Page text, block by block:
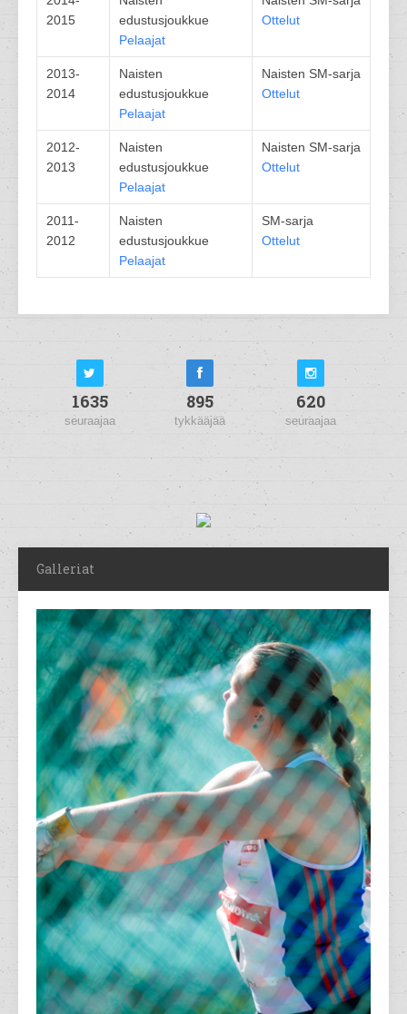
2015
edustusjoukkue
Pelaajat
Ottelut
2013-
2014
Naisten
edustusjoukkue
Pelaajat
Naisten SM-sarja
Ottelut
2012-
2013
Naisten
edustusjoukkue
Pelaajat
Naisten SM-sarja
Ottelut
2011-
2012
Naisten
edustusjoukkue
Pelaajat
SM-sarja
Ottelut
1635
seuraajaa
895
tykkääjää
620
seuraajaa
Galleriat